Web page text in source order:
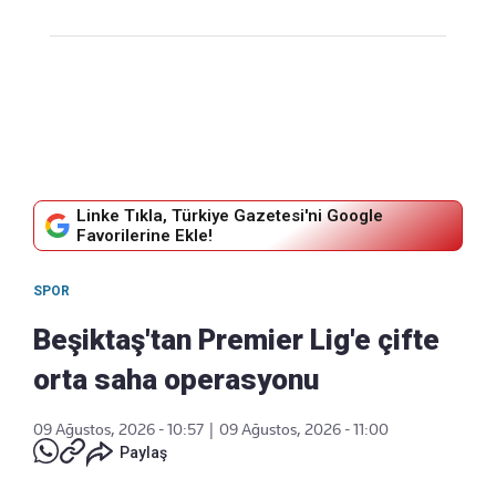
Linke Tıkla, Türkiye Gazetesi'ni Google
Favorilerine Ekle!
SPOR
Beşiktaş'tan Premier Lig'e çifte
orta saha operasyonu
09 Ağustos, 2026 - 10:57
09 Ağustos, 2026 - 11:00
Paylaş